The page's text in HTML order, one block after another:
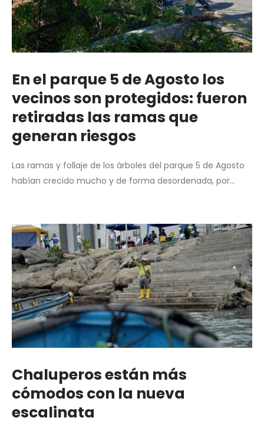
En el parque 5 de Agosto los
vecinos son protegidos: fueron
retiradas las ramas que
generan riesgos
Las ramas y follaje de los árboles del parque 5 de Agosto
habían crecido mucho y de forma desordenada, por...
Chaluperos están más
cómodos con la nueva
escalinata